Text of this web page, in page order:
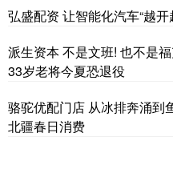
弘盛配资 让智能化汽车“越
派生资本 不是文班! 也不是
33岁老将今夏恐退役
骆驼优配门店 从冰排奔涌到
北疆春日消费